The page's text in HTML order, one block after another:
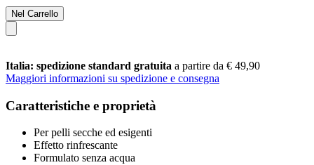
Nel Carrello
Italia: spedizione standard gratuita a partire da € 49,90
Maggiori informazioni su spedizione e consegna
Caratteristiche e proprietà
Per pelli secche ed esigenti
Effetto rinfrescante
Formulato senza acqua